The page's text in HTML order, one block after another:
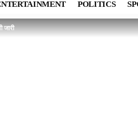
POLITICS
जारी